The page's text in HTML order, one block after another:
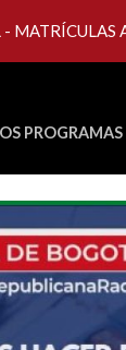
PROGRAMAS
MATRÍCULAS